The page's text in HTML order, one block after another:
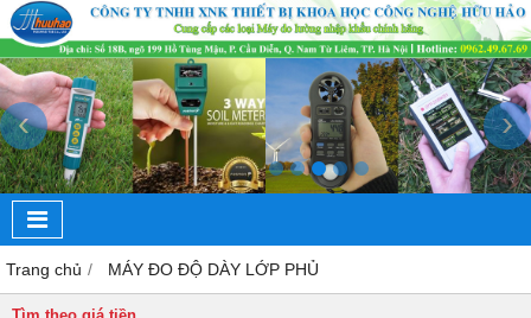
‹ ›
Trang chủ MÁY ĐO ĐỘ DÀY LỚP PHỦ